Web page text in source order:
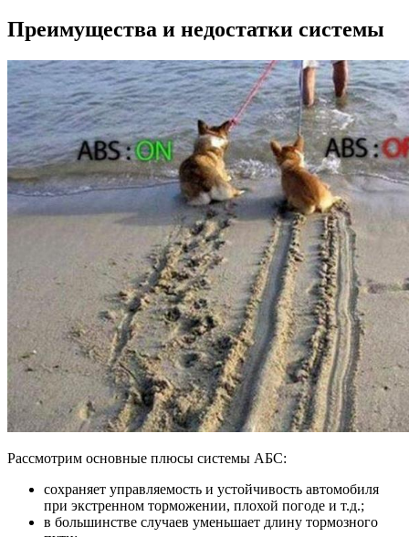
Преимущества и недостатки системы
Рассмотрим основные плюсы системы АБС:
сохраняет управляемость и устойчивость автомобиля
при экстренном торможении, плохой погоде и т.д.;
в большинстве случаев уменьшает длину тормозного